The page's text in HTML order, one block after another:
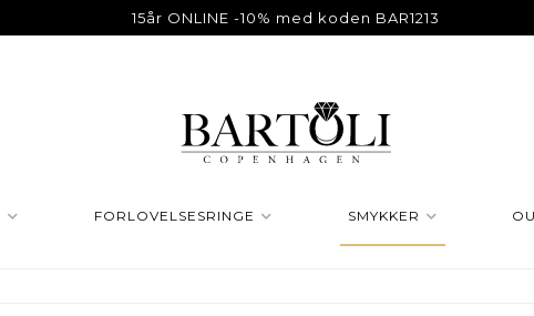
15år ONLINE -10% med koden BAR1213
FORLOVELSESRINGE SMYKKER